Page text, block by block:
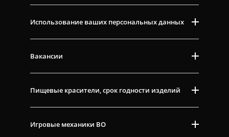
Использование ваших персональных данных
Вакансии
Пищевые красители, срок годности изделий
Игровые механики ВО